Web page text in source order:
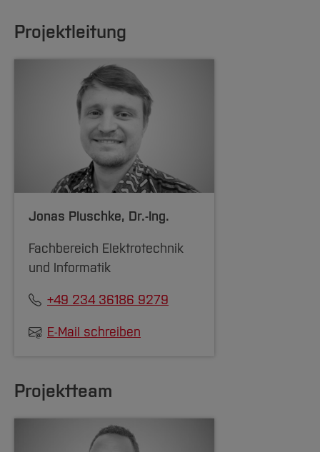
Projektleitung
Jonas Pluschke, Dr.-Ing.
Fachbereich Elektrotechnik
und Informatik
+49 234 36186 9279
E-Mail schreiben
Projektteam